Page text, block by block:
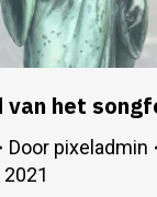
van het
Door pixeladmin